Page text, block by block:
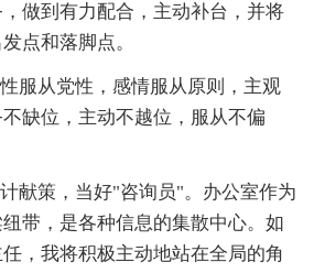
做到有力配合，主动补台，并将
点和落脚点。
服从党性，感情服从原则，主观
缺位，主动不越位，服从不偏
献策，当好"咨询员"。办公室作为
带，是各种信息的集散中心。如
，我将积极主动地站在全局的角